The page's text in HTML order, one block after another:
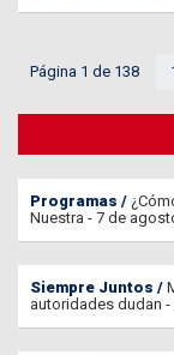
Página 1 de 138
Programas
Nuestra - 7 de
Siempre Juntos
autoridades dudan